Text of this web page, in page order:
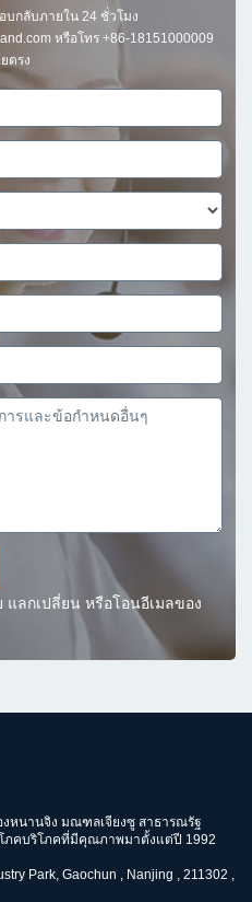
กลับภายใน 24 ชั่วโมง
หรือโทร +86-18151000009
ตรง
ลกเปลี่ยน หรือโอนอีเมลของ
งหนานจิง มณฑลเจียงซู สาธารณรัฐ
ภคบริโภคที่มีคุณภาพมาตั้งแต่ปี 1992
Park, Gaochun , Nanjing , 211302 ,